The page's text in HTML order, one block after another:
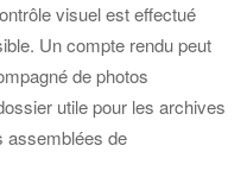
visuel est effectué
Un compte rendu peut
de photos
utile pour les archives
assemblées de